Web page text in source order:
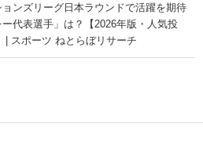
ョンズリーグ日本ラウンドで活躍を期待
代表選手」は？【2026年版・人気投
| スポーツ ねとらぼリサーチ